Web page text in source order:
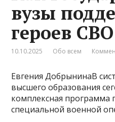
вузы
героев СВО
10.10.2025 Обо всем
Евгения ДобрынинаВ
высшего образования
комплексная
специальной военной